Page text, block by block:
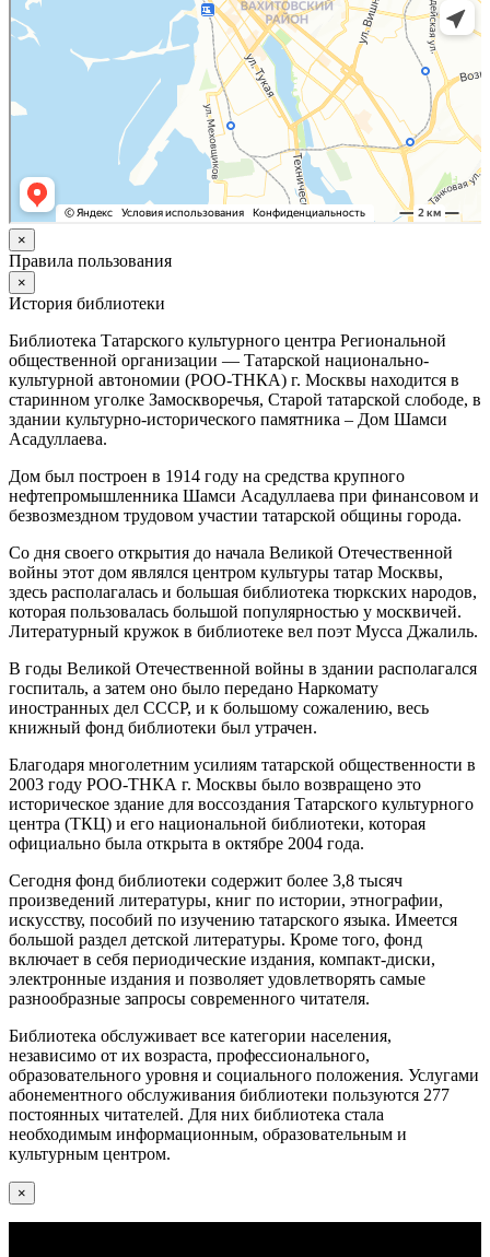
×
Правила пользования
×
История библиотеки
Библиотека Татарского культурного центра Региональной
общественной организации — Татарской национально-
культурной автономии (РОО-ТНКА) г. Москвы находится в
старинном уголке Замоскворечья, Старой татарской слободе, в
здании культурно-исторического памятника – Дом Шамси
Асадуллаева.
Дом был построен в 1914 году на средства крупного
нефтепромышленника Шамси Асадуллаева при финансовом и
безвозмездном трудовом участии татарской общины города.
Со дня своего открытия до начала Великой Отечественной
войны этот дом являлся центром культуры татар Москвы,
здесь располагалась и большая библиотека тюркских народов,
которая пользовалась большой популярностью у москвичей.
Литературный кружок в библиотеке вел поэт Мусса Джалиль.
В годы Великой Отечественной войны в здании располагался
госпиталь, а затем оно было передано Наркомату
иностранных дел СССР, и к большому сожалению, весь
книжный фонд библиотеки был утрачен.
Благодаря многолетним усилиям татарской общественности в
2003 году РОО-ТНКА г. Москвы было возвращено это
историческое здание для воссоздания Татарского культурного
центра (ТКЦ) и его национальной библиотеки, которая
официально была открыта в октябре 2004 года.
Сегодня фонд библиотеки содержит более 3,8 тысяч
произведений литературы, книг по истории, этнографии,
искусству, пособий по изучению татарского языка. Имеется
большой раздел детской литературы. Кроме того, фонд
включает в себя периодические издания, компакт-диски,
электронные издания и позволяет удовлетворять самые
разнообразные запросы современного читателя.
Библиотека обслуживает все категории населения,
независимо от их возраста, профессионального,
образовательного уровня и социального положения. Услугами
абонементного обслуживания библиотеки пользуются 277
постоянных читателей. Для них библиотека стала
необходимым информационным, образовательным и
культурным центром.
×